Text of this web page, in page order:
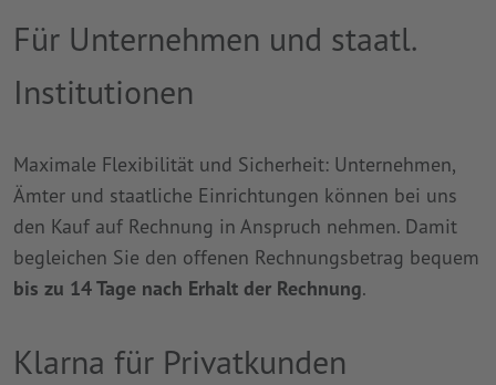
Für Unternehmen und staatl.
Institutionen
Maximale Flexibilität und Sicherheit: Unternehmen,
Ämter und staatliche Einrichtungen können bei uns
den Kauf auf Rechnung in Anspruch nehmen. Damit
begleichen Sie den offenen Rechnungsbetrag bequem
bis zu 14 Tage nach Erhalt der Rechnung.
Klarna für Privatkunden